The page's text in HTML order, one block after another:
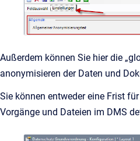
Außerdem können Sie hier die
anonymisieren der Daten und
Sie können entweder eine Frist
Vorgänge und Dateien im DMS